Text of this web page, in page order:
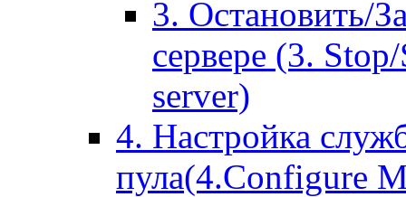
3. Остановить/
сервере (3.
server)
4. Настройка
пула(4.Configure